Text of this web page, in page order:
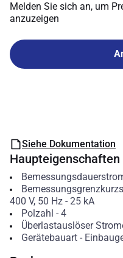
Melden Sie sich an, um
anzuzeigen
Siehe Dokumentation
Haupteigenschaften
400 V, 50 Hz - 25 kA
Polzahl - 4
Überlastauslöser
Gerätebauart-